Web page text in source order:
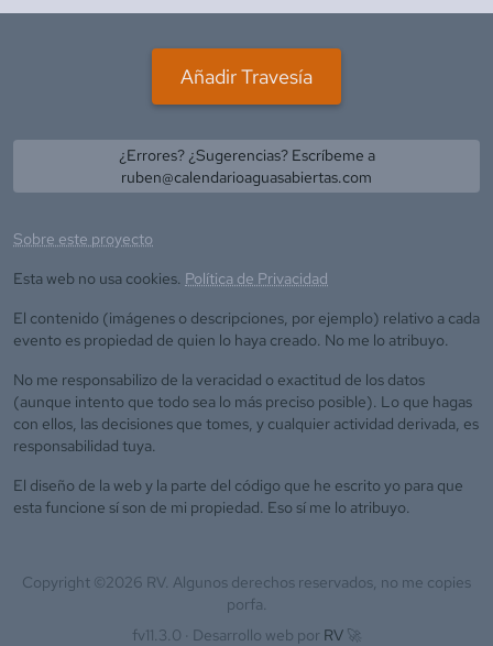
Añadir Travesía
¿Errores? ¿Sugerencias? Escríbeme a
ruben@calendarioaguasabiertas.com
Sobre este proyecto
Esta web no usa cookies. Política de Privacidad
El contenido (imágenes o descripciones, por ejemplo) relativo a cada
evento es propiedad de quien lo haya creado. No me lo atribuyo.
No me responsabilizo de la veracidad o exactitud de los datos
(aunque intento que todo sea lo más preciso posible). Lo que hagas
con ellos, las decisiones que tomes, y cualquier actividad derivada, es
responsabilidad tuya.
El diseño de la web y la parte del código que he escrito yo para que
esta funcione sí son de mi propiedad. Eso sí me lo atribuyo.
Copyright ©2026 RV. Algunos derechos reservados, no me copies
porfa.
fv11.3.0 · Desarrollo web por RV 🚀